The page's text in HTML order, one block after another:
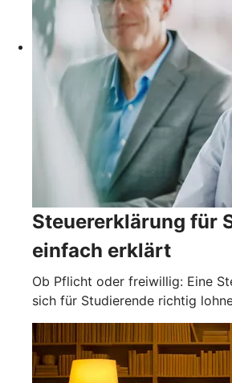
Steuererklärung für
einfach erklärt
Ob Pflicht oder freiwillig: Eine
sich für Studierende richtig